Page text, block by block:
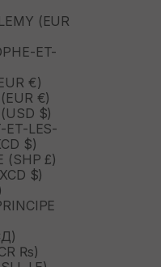
(EUR
ET-
€)
€)
$)
ET-LES-
$)
(SHP £)
$)
₨)